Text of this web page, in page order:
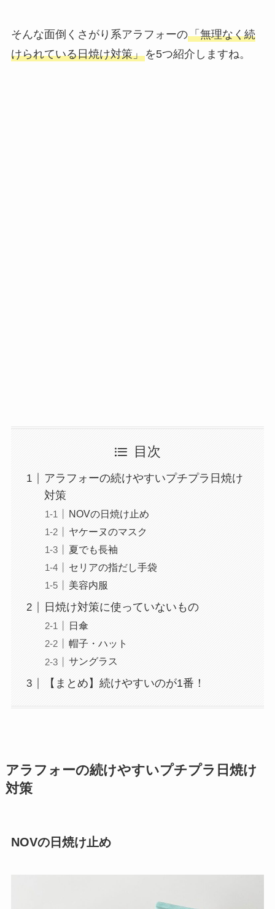
そんな面倒くさがり系アラフォーの「無理なく続
けられている日焼け対策」を5つ紹介しますね。
目次
アラフォーの続けやすいプチプラ日焼け
対策
NOVの日焼け止め
ヤケーヌのマスク
夏でも長袖
セリアの指だし手袋
美容内服
日焼け対策に使っていないもの
日傘
帽子・ハット
サングラス
【まとめ】続けやすいのが1番！
アラフォーの続けやすいプチプラ日焼け
対策
NOVの日焼け止め